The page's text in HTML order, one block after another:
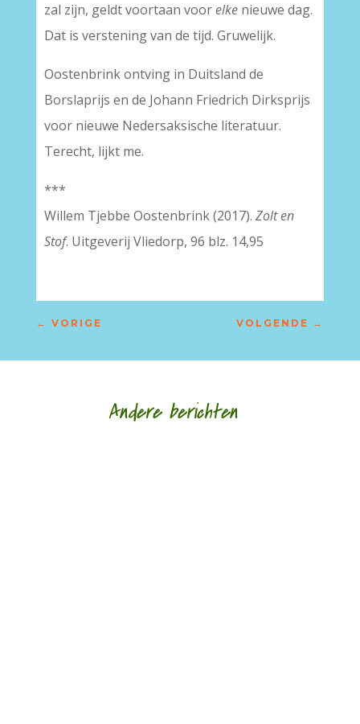
zal zijn, geldt voortaan voorelkenieuwe dag.
Dat is verstening van de tijd. Gruwelijk.
Oostenbrink ontving in Duitsland de
Borslaprijs en de Johann Friedrich Dirksprijs
voor nieuwe Nedersaksische literatuur.
Terecht, lijkt me.
***
Willem Tjebbe Oostenbrink (2017). Zolt en
Stof. Uitgeverij Vliedorp, 96 blz. 14,95
← VORIGE VOLGENDE →
Andere berichten